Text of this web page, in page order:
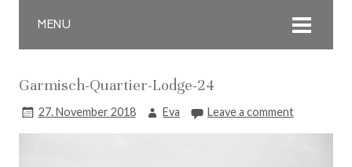
MENU
Garmisch-Quartier-Lodge-24
27. November 2018 Eva Leave a comment